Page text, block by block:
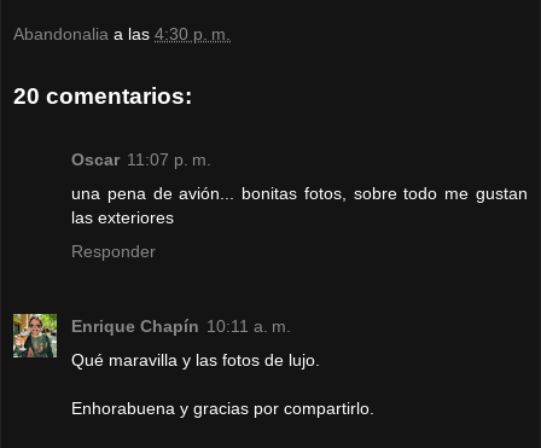
Abandonalia a las 4:30 p. m.
20 comentarios:
Oscar 11:07 p. m.
una pena de avión... bonitas fotos, sobre todo me gustan
las exteriores
Responder
Enrique Chapín 10:11 a. m.
Qué maravilla y las fotos de lujo.
Enhorabuena y gracias por compartirlo.